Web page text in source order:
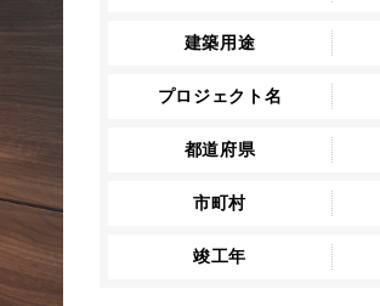
建築用途
プロジェクト名
都道府県
市町村
竣工年